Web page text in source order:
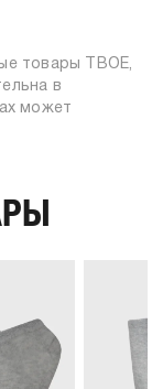
2%
товары ТВОЕ,
в
может